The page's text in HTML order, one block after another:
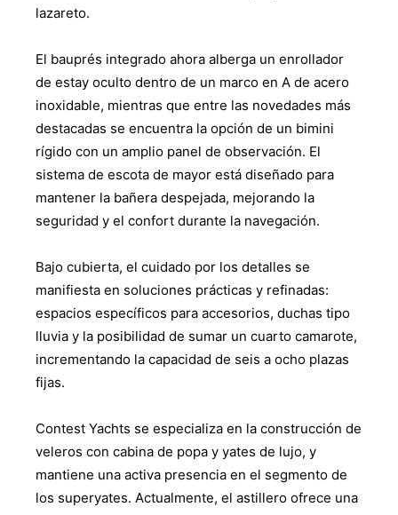
lazareto.
El bauprés integrado ahora alberga un enrollador
de estay oculto dentro de un marco en A de acero
inoxidable, mientras que entre las novedades más
destacadas se encuentra la opción de un bimini
rígido con un amplio panel de observación. El
sistema de escota de mayor está diseñado para
mantener la bañera despejada, mejorando la
seguridad y el confort durante la navegación.
Bajo cubierta, el cuidado por los detalles se
manifiesta en soluciones prácticas y refinadas:
espacios específicos para accesorios, duchas tipo
lluvia y la posibilidad de sumar un cuarto camarote,
incrementando la capacidad de seis a ocho plazas
fijas.
Contest Yachts se especializa en la construcción de
veleros con cabina de popa y yates de lujo, y
mantiene una activa presencia en el segmento de
los superyates. Actualmente, el astillero ofrece una